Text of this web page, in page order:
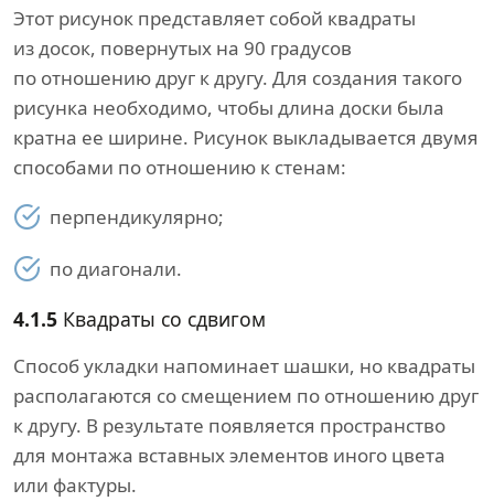
Этот рисунок представляет собой квадраты
из досок, повернутых на 90 градусов
по отношению друг к другу. Для создания такого
рисунка необходимо, чтобы длина доски была
кратна ее ширине. Рисунок выкладывается двумя
способами по отношению к стенам:
перпендикулярно;
по диагонали.
4.1.5 Квадраты со сдвигом
Способ укладки напоминает шашки, но квадраты
располагаются со смещением по отношению друг
к другу. В результате появляется пространство
для монтажа вставных элементов иного цвета
или фактуры.